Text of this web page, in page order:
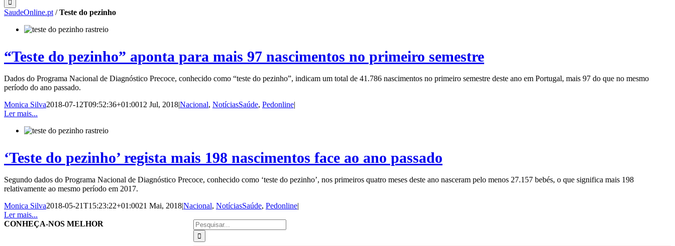
SaudeOnline.pt /Teste do pezinho
“Teste do pezinho” aponta para mais 97 nascimentos no primeiro semestre
Dados do Programa Nacional de Diagnóstico Precoce, conhecido como “teste do pezinho”, indicam um total de 41.786 nascimentos no primeiro semestre deste ano em Portugal, mais 97 do que no mesmo
período do ano passado.
Monica Silva2018-07-12T09:52:36+01:0012 Jul, 2018|Nacional, NotíciasSaúde, Pedonline|
Ler mais...
‘Teste do pezinho’ regista mais 198 nascimentos face ao ano passado
Segundo dados do Programa Nacional de Diagnóstico Precoce, conhecido como ‘teste do pezinho’, nos primeiros quatro meses deste ano nasceram pelo menos 27.157 bebés, o que significa mais 198
relativamente ao mesmo período em 2017.
Monica Silva2018-05-21T15:23:22+01:0021 Mai, 2018|Nacional, NotíciasSaúde, Pedonline|
Ler mais...
Pesquisar
CONHEÇA-NOS MELHOR